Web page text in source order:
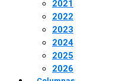
2021
2022
2023
2024
2025
2026